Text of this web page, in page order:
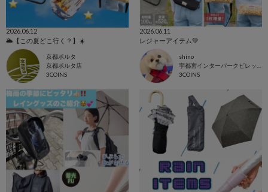
2026.06.12
🌥️【この夏どこ行く？】☀️
京都ポルタ
京都ポルタ店
3COINS
2026.06.11
レジャーアイテム💚
shino
3COINS